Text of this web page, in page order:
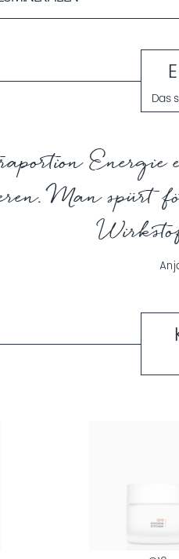
der Wirkstoffe in tiefere
sie als „Transportmittel“
Das
Man spürt